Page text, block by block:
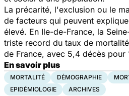
La précarité, l'exclusion ou le
de facteurs qui peuvent
élevé. En Ile-de-France, la
triste record du taux de
de France, avec 5,4 décès pour
En savoir plus
MORTALITÉ DÉMOGRAPHIE
EPIDÉMIOLOGIE
ARCHIVES